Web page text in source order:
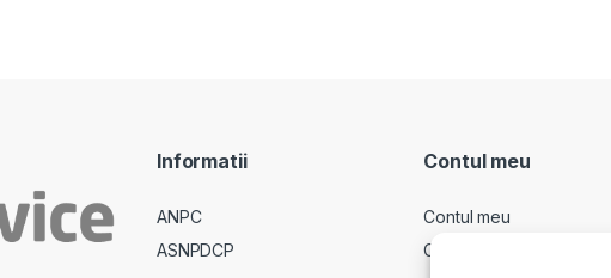
Informatii
ANPC
ASNPDCP
Contul meu
Contul meu
Comenzi